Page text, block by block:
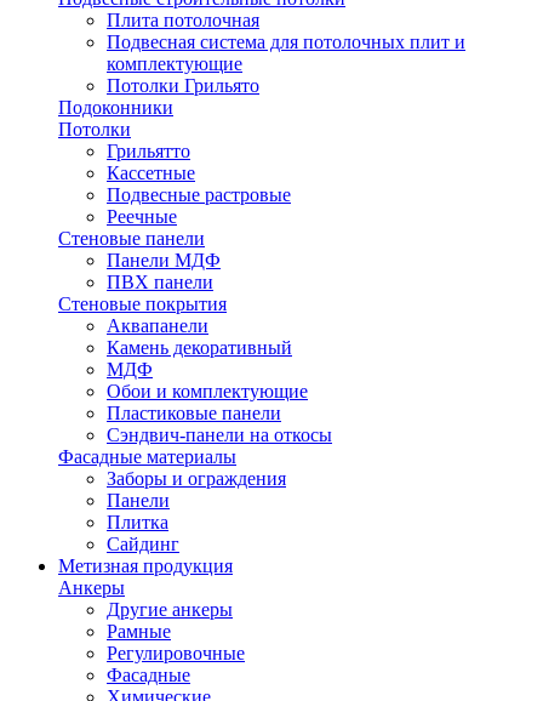
Плита потолочная
Подвесная система для потолочных плит и
комплектующие
Потолки Грильято
Подоконники
Потолки
Грильятто
Кассетные
Подвесные растровые
Реечные
Стеновые панели
Панели МДФ
ПВХ панели
Стеновые покрытия
Аквапанели
Камень декоративный
МДФ
Обои и комплектующие
Пластиковые панели
Сэндвич-панели на откосы
Фасадные материалы
Заборы и ограждения
Панели
Плитка
Сайдинг
Метизная продукция
Анкеры
Другие анкеры
Рамные
Регулировочные
Фасадные
Химические